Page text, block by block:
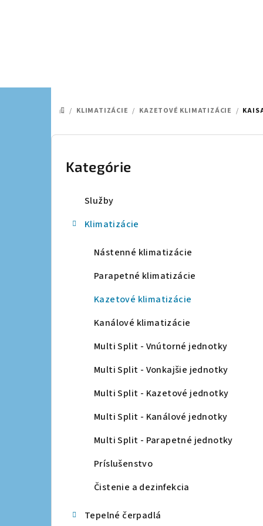
DOMOV
/ KLIMATIZÁCIE / KAZETOVÉ KLIMATIZÁCIE /
Preskočiť
kategórie
Kategórie
Služby
Klimatizácie
Nástenné klimatizácie
Parapetné klimatizácie
Kazetové klimatizácie
Kanálové klimatizácie
Multi Split - Vnútorné jednotky
Multi Split - Vonkajšie jednotky
Multi Split - Kazetové jednotky
Multi Split - Kanálové jednotky
Multi Split - Parapetné jednotky
Príslušenstvo
Čistenie a dezinfekcia
Tepelné čerpadlá